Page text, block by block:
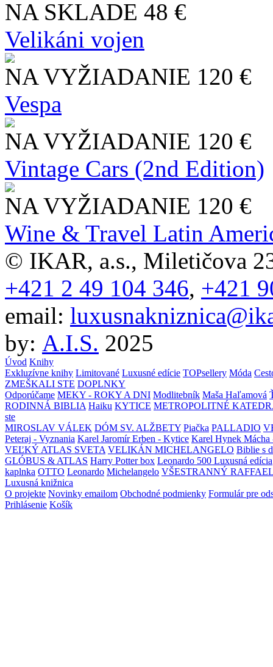
NA SKLADE 48 €
Velikáni vojen
NA VYŽIADANIE 120 €
Vespa
NA VYŽIADANIE 120 €
Vintage Cars (2nd Edition)
NA VYŽIADANIE 120 €
Wine & Travel Latin
© IKAR, a.s., Miletičova
+421 2 49 104 346, +421
email:
by: A.I.S. 2025
Úvod Knihy
Exkluzívne knihy Limitované Luxusné edície TOPsellery Móda
ZMEŠKALI STE DOPLNKY
Odporúčame MEKY - ROKY A DNI Modlitebník Maša Haľamová
RODINNÁ BIBLIA Haiku KYTICE METROPOLITNÉ
ste
MIROSLAV VÁLEK DÓM SV. ALŽBETY Piačka PALLADIO
Peteraj - Vyznania Karel Jaromír Erben - Kytice Karel Hynek Mácha
VEĽKÝ ATLAS SVETA VELIKÁN MICHELANGELO Biblie s
GLÓBUS & ATLAS Harry Potter box Leonardo 500 Luxusná edícia
kaplnka OTTO Leonardo Michelangelo VŠESTRANNÝ
Luxusná knižnica
O projekte Novinky emailom Obchodné podmienky Formulár pre
Prihlásenie Košík